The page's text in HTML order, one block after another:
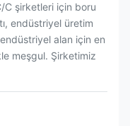
C şirketleri için boru
endüstriyel üretim
alan için en
meşgul. Şirketimiz